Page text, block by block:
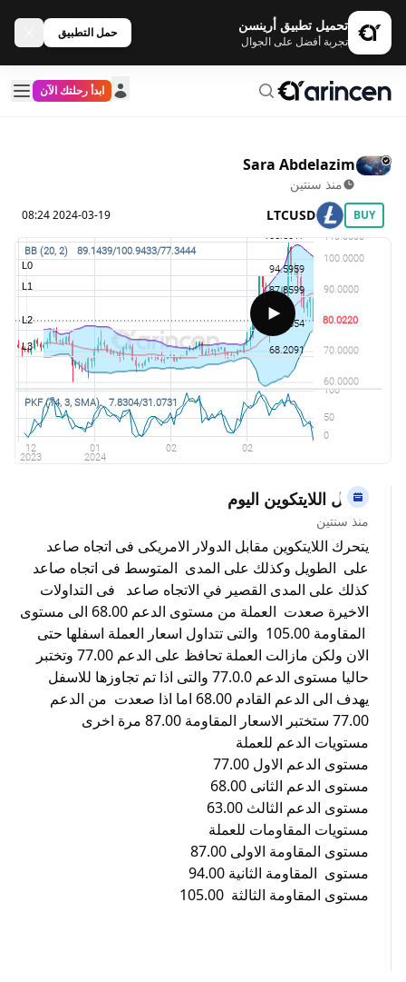
تحميل تطبيق أرينسن
تجربة أفضل على الجوال
حمل التطبيق
ابدأ رحلتك الآن
Sara Abdelazim
منذ سنتين
BUY
LTCUSD
2024-03-19 08:24
تحليل اللايتكوين اليوم
منذ سنتين
يتحرك اللايتكوين مقابل الدولار الامريكى فى اتجاه صاعد
على الطويل وكذلك على المدى المتوسط فى اتجاه صاعد
كذلك على المدى القصير في الاتجاه صاعد فى التداولات
الاخيرة صعدت العملة من مستوى الدعم 68.00 الى مستوى
المقاومة 105.00 والتى تتداول اسعار العملة اسفلها حتى
الان ولكن مازالت العملة تحافظ على الدعم 77.00 وتختبر
حاليا مستوى الدعم 77.0.0 والتى اذا تم تجاوزها للاسفل
يهدف الى الدعم القادم 68.00 اما اذا صعدت من الدعم
77.00 ستختبر الاسعار المقاومة 87.00 مرة اخرى
مستويات الدعم للعملة
مستوى الدعم الاول 77.00
مستوى الدعم الثانى 68.00
مستوى الدعم الثالث 63.00
مستويات المقاومات للعملة
مستوى المقاومة الاولى 87.00
مستوى المقاومة الثانية 94.00
مستوى المقاومة الثالثة 105.00